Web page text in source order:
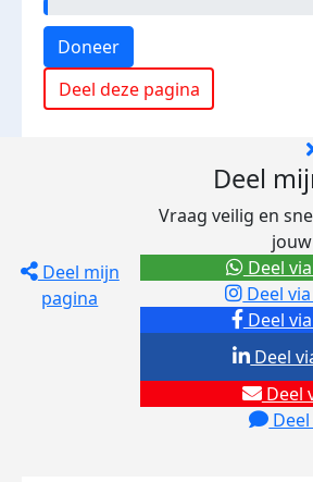
Doneer
Deel deze pagina
Deel mijn
pagina
Deel
Vraag veilig en
Deel
Deel
Deel
Deel
Deel